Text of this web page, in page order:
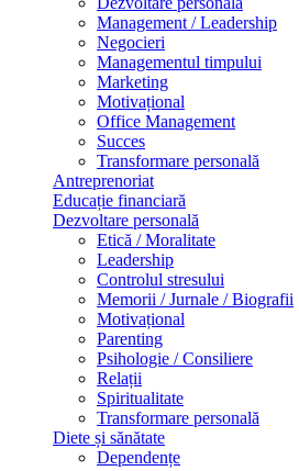
Management / Leadership
Negocieri
Managementul timpului
Marketing
Motivațional
Office Management
Succes
Transformare personală
Antreprenoriat
Educație financiară
Dezvoltare personală
Etică / Moralitate
Leadership
Controlul stresului
Memorii / Jurnale / Biografii
Motivațional
Parenting
Psihologie / Consiliere
Relații
Spiritualitate
Transformare personală
Diete și sănătate
Dependențe